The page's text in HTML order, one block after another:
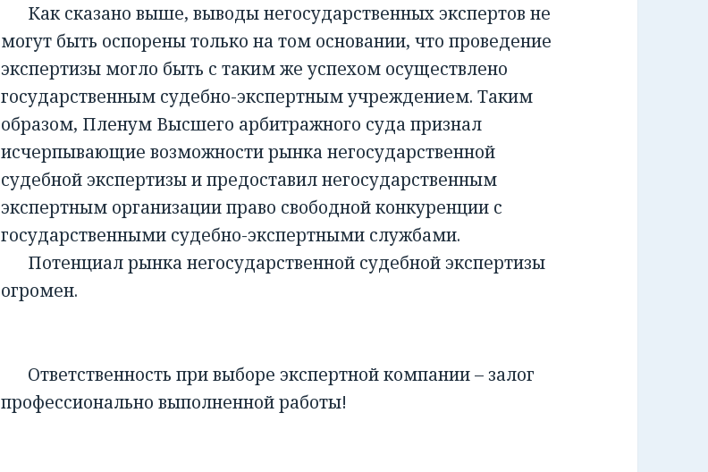
Как сказано выше, выводы негосударственных экспертов не
могут быть оспорены только на том основании, что проведение
экспертизы могло быть с таким же успехом осуществлено
государственным судебно-экспертным учреждением. Таким
образом, Пленум Высшего арбитражного суда признал
исчерпывающие возможности рынка негосударственной
судебной экспертизы и предоставил негосударственным
экспертным организации право свободной конкуренции с
государственными судебно-экспертными службами.
Потенциал рынка негосударственной судебной экспертизы
огромен.
Ответственность при выборе экспертной компании – залог
профессионально выполненной работы!